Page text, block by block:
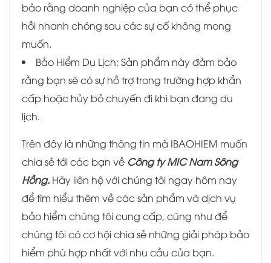
bảo rằng doanh nghiệp của bạn có thể phục
hồi nhanh chóng sau các sự cố không mong
muốn.
Bảo Hiểm Du Lịch: Sản phẩm này đảm bảo
rằng bạn sẽ có sự hỗ trợ trong trường hợp khẩn
cấp hoặc hủy bỏ chuyến đi khi bạn đang du
lịch.
Trên đây là những thông tin mà IBAOHIEM muốn
chia sẻ tới các bạn về Công ty MIC Nam Sông
Hồng. Hãy liên hệ với chúng tôi ngay hôm nay
để tìm hiểu thêm về các sản phẩm và dịch vụ
bảo hiểm chúng tôi cung cấp, cũng như để
chúng tôi có cơ hội chia sẻ những giải pháp bảo
hiểm phù hợp nhất với nhu cầu của bạn.